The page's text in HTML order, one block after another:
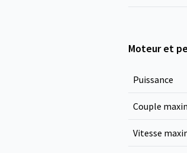
Moteur et
Puissance
Couple
Vitesse